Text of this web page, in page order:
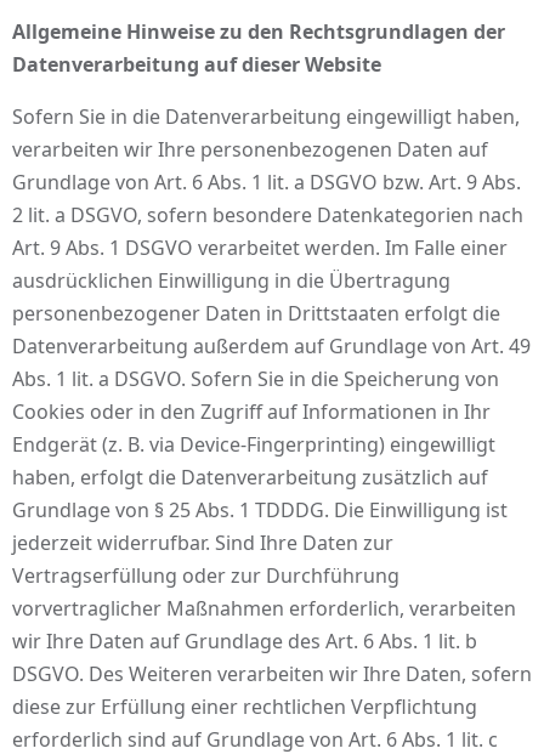
Allgemeine Hinweise zu den Rechtsgrundlagen der
Datenverarbeitung auf dieser Website
Sofern Sie in die Datenverarbeitung eingewilligt haben,
verarbeiten wir Ihre personenbezogenen Daten auf
Grundlage von Art. 6 Abs. 1 lit. a DSGVO bzw. Art. 9 Abs.
2 lit. a DSGVO, sofern besondere Datenkategorien nach
Art. 9 Abs. 1 DSGVO verarbeitet werden. Im Falle einer
ausdrücklichen Einwilligung in die Übertragung
personenbezogener Daten in Drittstaaten erfolgt die
Datenverarbeitung außerdem auf Grundlage von Art. 49
Abs. 1 lit. a DSGVO. Sofern Sie in die Speicherung von
Cookies oder in den Zugriff auf Informationen in Ihr
Endgerät (z. B. via Device-Fingerprinting) eingewilligt
haben, erfolgt die Datenverarbeitung zusätzlich auf
Grundlage von § 25 Abs. 1 TDDDG. Die Einwilligung ist
jederzeit widerrufbar. Sind Ihre Daten zur
Vertragserfüllung oder zur Durchführung
vorvertraglicher Maßnahmen erforderlich, verarbeiten
wir Ihre Daten auf Grundlage des Art. 6 Abs. 1 lit. b
DSGVO. Des Weiteren verarbeiten wir Ihre Daten, sofern
diese zur Erfüllung einer rechtlichen Verpflichtung
erforderlich sind auf Grundlage von Art. 6 Abs. 1 lit. c